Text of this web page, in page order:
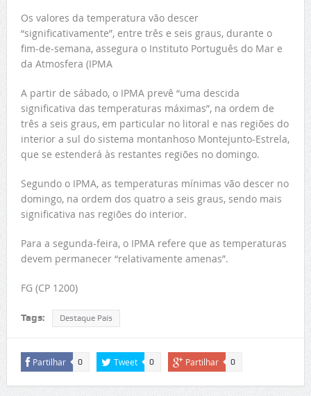
Os valores da temperatura vão descer
“significativamente”, entre três e seis graus, durante o
fim-de-semana, assegura o Instituto Português do Mar e
da Atmosfera (IPMA
A partir de sábado, o IPMA prevê “uma descida
significativa das temperaturas máximas”, na ordem de
três a seis graus, em particular no litoral e nas regiões do
interior a sul do sistema montanhoso Montejunto-Estrela,
que se estenderá às restantes regiões no domingo.
Segundo o IPMA, as temperaturas mínimas vão descer no
domingo, na ordem dos quatro a seis graus, sendo mais
significativa nas regiões do interior.
Para a segunda-feira, o IPMA refere que as temperaturas
devem permanecer “relativamente amenas”.
FG (CP 1200)
Tags: Destaque País
Partilhar 0 Tweet 0 Partilhar 0